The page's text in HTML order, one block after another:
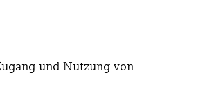
und Nutzung von